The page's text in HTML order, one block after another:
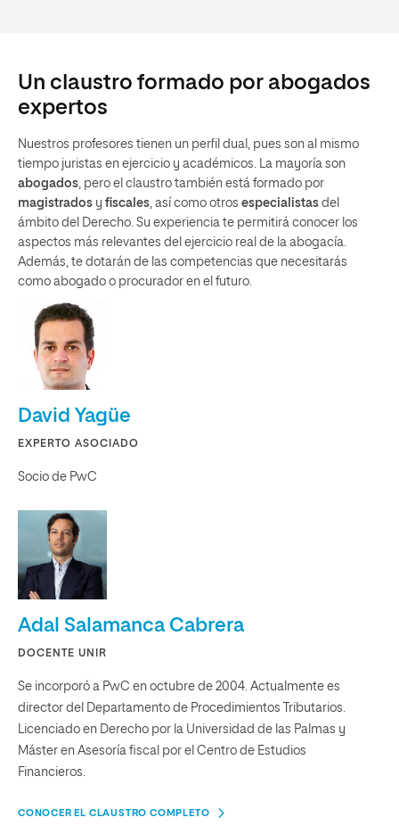
Un claustro formado por abogados
expertos
Nuestros profesores tienen un perfil dual, pues son al mismo
tiempo juristas en ejercicio y académicos. La mayoría son
abogados, pero el claustro también está formado por
magistrados y fiscales, así como otros especialistas del
ámbito del Derecho. Su experiencia te permitirá conocer los
aspectos más relevantes del ejercicio real de la abogacía.
Además, te dotarán de las competencias que necesitarás
como abogado o procurador en el futuro.
David Yagüe
EXPERTO ASOCIADO
Socio de PwC
Adal Salamanca Cabrera
DOCENTE UNIR
Se incorporó a PwC en octubre de 2004. Actualmente es
director del Departamento de Procedimientos Tributarios.
Licenciado en Derecho por la Universidad de las Palmas y
Máster en Asesoría fiscal por el Centro de Estudios
Financieros.
CONOCER EL CLAUSTRO COMPLETO